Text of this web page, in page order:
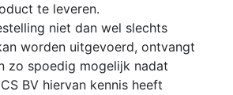
te leveren.
niet dan wel slechts
worden uitgevoerd, ontvangt
zo spoedig mogelijk nadat
BV hiervan kennis heeft